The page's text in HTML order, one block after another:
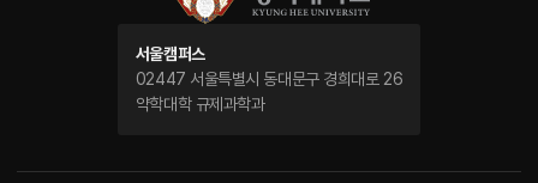
서울캠퍼스
02447 서울특별시 동대문구 경희대로 26
약학대학 규제과학과